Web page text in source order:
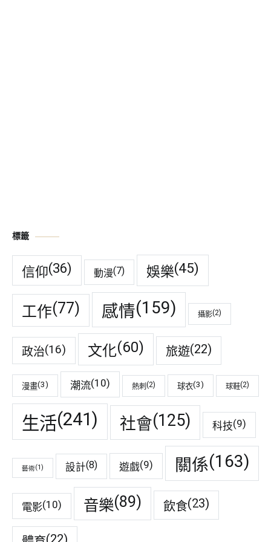
標籤
信仰(36) 動漫(7) 娛樂(45)
工作(77) 感情(159) 攝影(2)
政治(16) 文化(60) 旅遊(22)
漫畫(3) 潮流(10) 熱刺 (2) 球衣(3) 球鞋(2)
生活(241) 社會(125) 科技(9)
藝術(1) 設計(8) 遊戲(9) 關係(163)
電影(10) 音樂(89) 飲食(23)
(22)